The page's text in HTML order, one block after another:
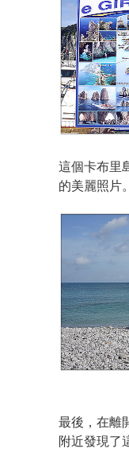
這個卡布里
的美麗照片。
最後，在離
附近發現了